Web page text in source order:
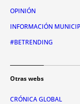
OPINIÓN
INFORMACIÓN
#BETRENDING
Otras webs
CRÓNICA GLOBAL